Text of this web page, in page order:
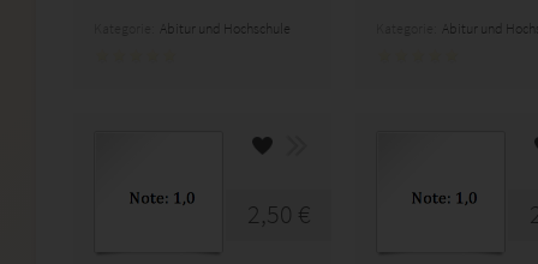
Abitur und Hochschule Abitur und
2,50 €